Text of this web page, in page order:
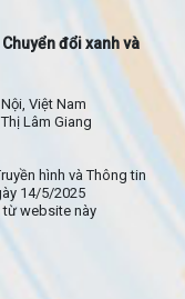
đổi xanh và
Việt Nam
Lâm Giang
hình và Thông tin
14/5/2025
website này